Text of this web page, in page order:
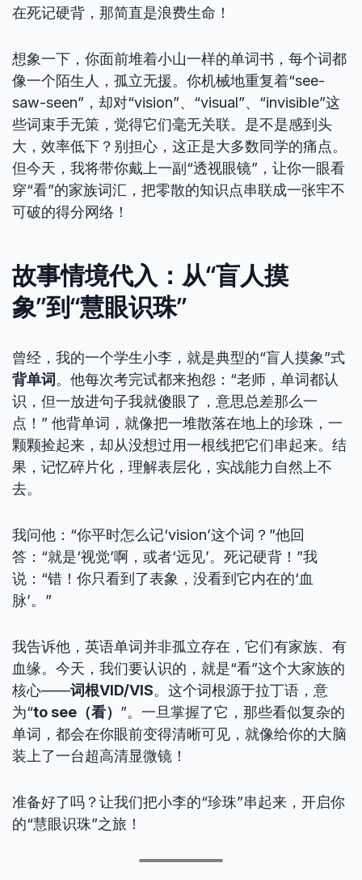
在死记硬背，那简直是浪费生命！
想象一下，你面前堆着小山一样的单词书，每个词都
像一个陌生人，孤立无援。你机械地重复着“see-
saw-seen”，却对“vision”、“visual”、“invisible”这
些词束手无策，觉得它们毫无关联。是不是感到头
大，效率低下？别担心，这正是大多数同学的痛点。
但今天，我将带你戴上一副“透视眼镜”，让你一眼看
穿“看”的家族词汇，把零散的知识点串联成一张牢不
可破的得分网络！
故事情境代入：从“盲人摸
象”到“慧眼识珠”
曾经，我的一个学生小李，就是典型的“盲人摸象”式
背单词 。他每次考完试都来抱怨：“老师，单词都认
识，但一放进句子我就傻眼了，意思总差那么一
点！” 他背单词，就像把一堆散落在地上的珍珠，一
颗颗捡起来，却从没想过用一根线把它们串起来。结
果，记忆碎片化，理解表层化，实战能力自然上不
去。
我问他：“你平时怎么记‘vision’这个词？”他回
答：“就是‘视觉’啊，或者‘远见’。死记硬背！”我
说：“错！你只看到了表象，没看到它内在的‘血
脉’。”
我告诉他，英语单词并非孤立存在，它们有家族、有
血缘。今天，我们要认识的，就是“看”这个大家族的
核心——词根VID/VIS。这个词根源于拉丁语，意
为“to see（看） ”。一旦掌握了它，那些看似复杂的
单词，都会在你眼前变得清晰可见，就像给你的大脑
装上了一台超高清显微镜！
准备好了吗？让我们把小李的“珍珠”串起来，开启你
的“慧眼识珠”之旅！